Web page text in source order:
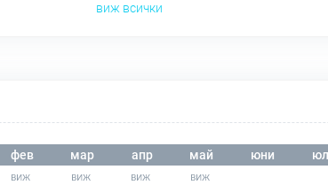
виж всички
фев мар апр май юни